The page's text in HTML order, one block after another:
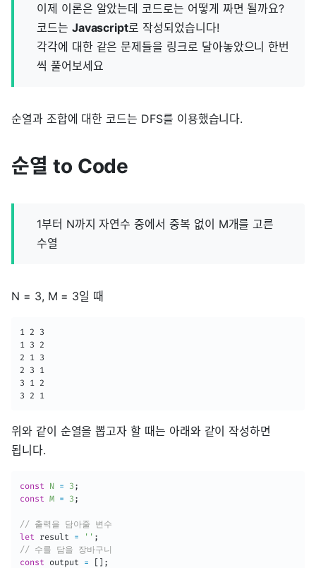
이제 이론은 알았는데 코드로는 어떻게 짜면 될까요?
코드는 Javascript로 작성되었습니다!
각각에 대한 같은 문제들을 링크로 달아놓았으니 한번
씩 풀어보세요
순열과 조합에 대한 코드는 DFS를 이용했습니다.
순열 to Code
1부터 N까지 자연수 중에서 중복 없이 M개를 고른
수열
N = 3, M = 3일 때
1 2 3
1 3 2
2 1 3
2 3 1
3 1 2
3 2 1
위와 같이 순열을 뽑고자 할 때는 아래와 같이 작성하면
됩니다.
const N = 3 ;
const M = 3 ;
// 출력을 담아줄 변수
let result = '' ;
// 수를 담을 장바구니
const output = [ ] ;